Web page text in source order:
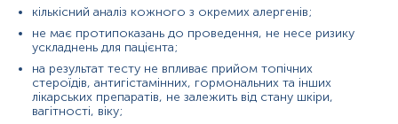
Синоніми
Екстракт алергену курки (f83)
Маркер
Маркер алергії на курку
кількісний аналіз кожного з окремих алергенів;
не має протипоказань до проведення, не несе ризику
ускладнень для пацієнта;
на результат тесту не впливає прийом топічних
стероїдів, антигістамінних, гормональних та інших
лікарських препаратів, не залежить від стану шкіри,
вагітності, віку;